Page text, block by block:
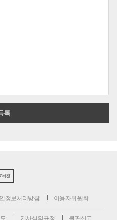
버전
정보처리방침 이용자위원회